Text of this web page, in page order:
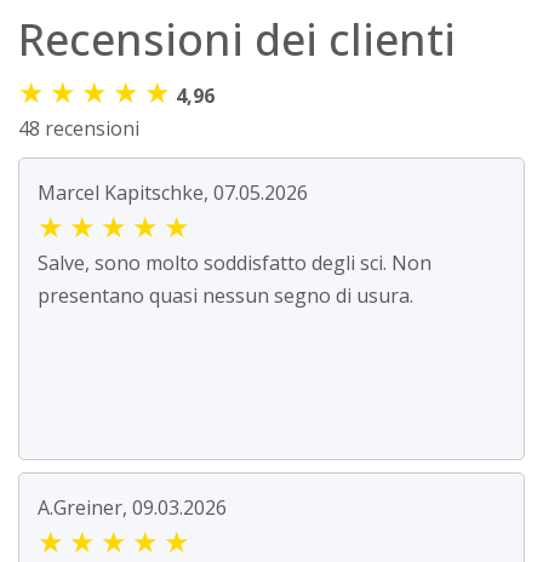
Recensioni dei clienti
★ ★ ★ ★ ★ 4,96
48 recensioni
Marcel Kapitschke, 07.05.2026
★ ★ ★ ★ ★
Salve, sono molto soddisfatto degli sci. Non
presentano quasi nessun segno di usura.
A.Greiner, 09.03.2026
★ ★ ★ ★ ★